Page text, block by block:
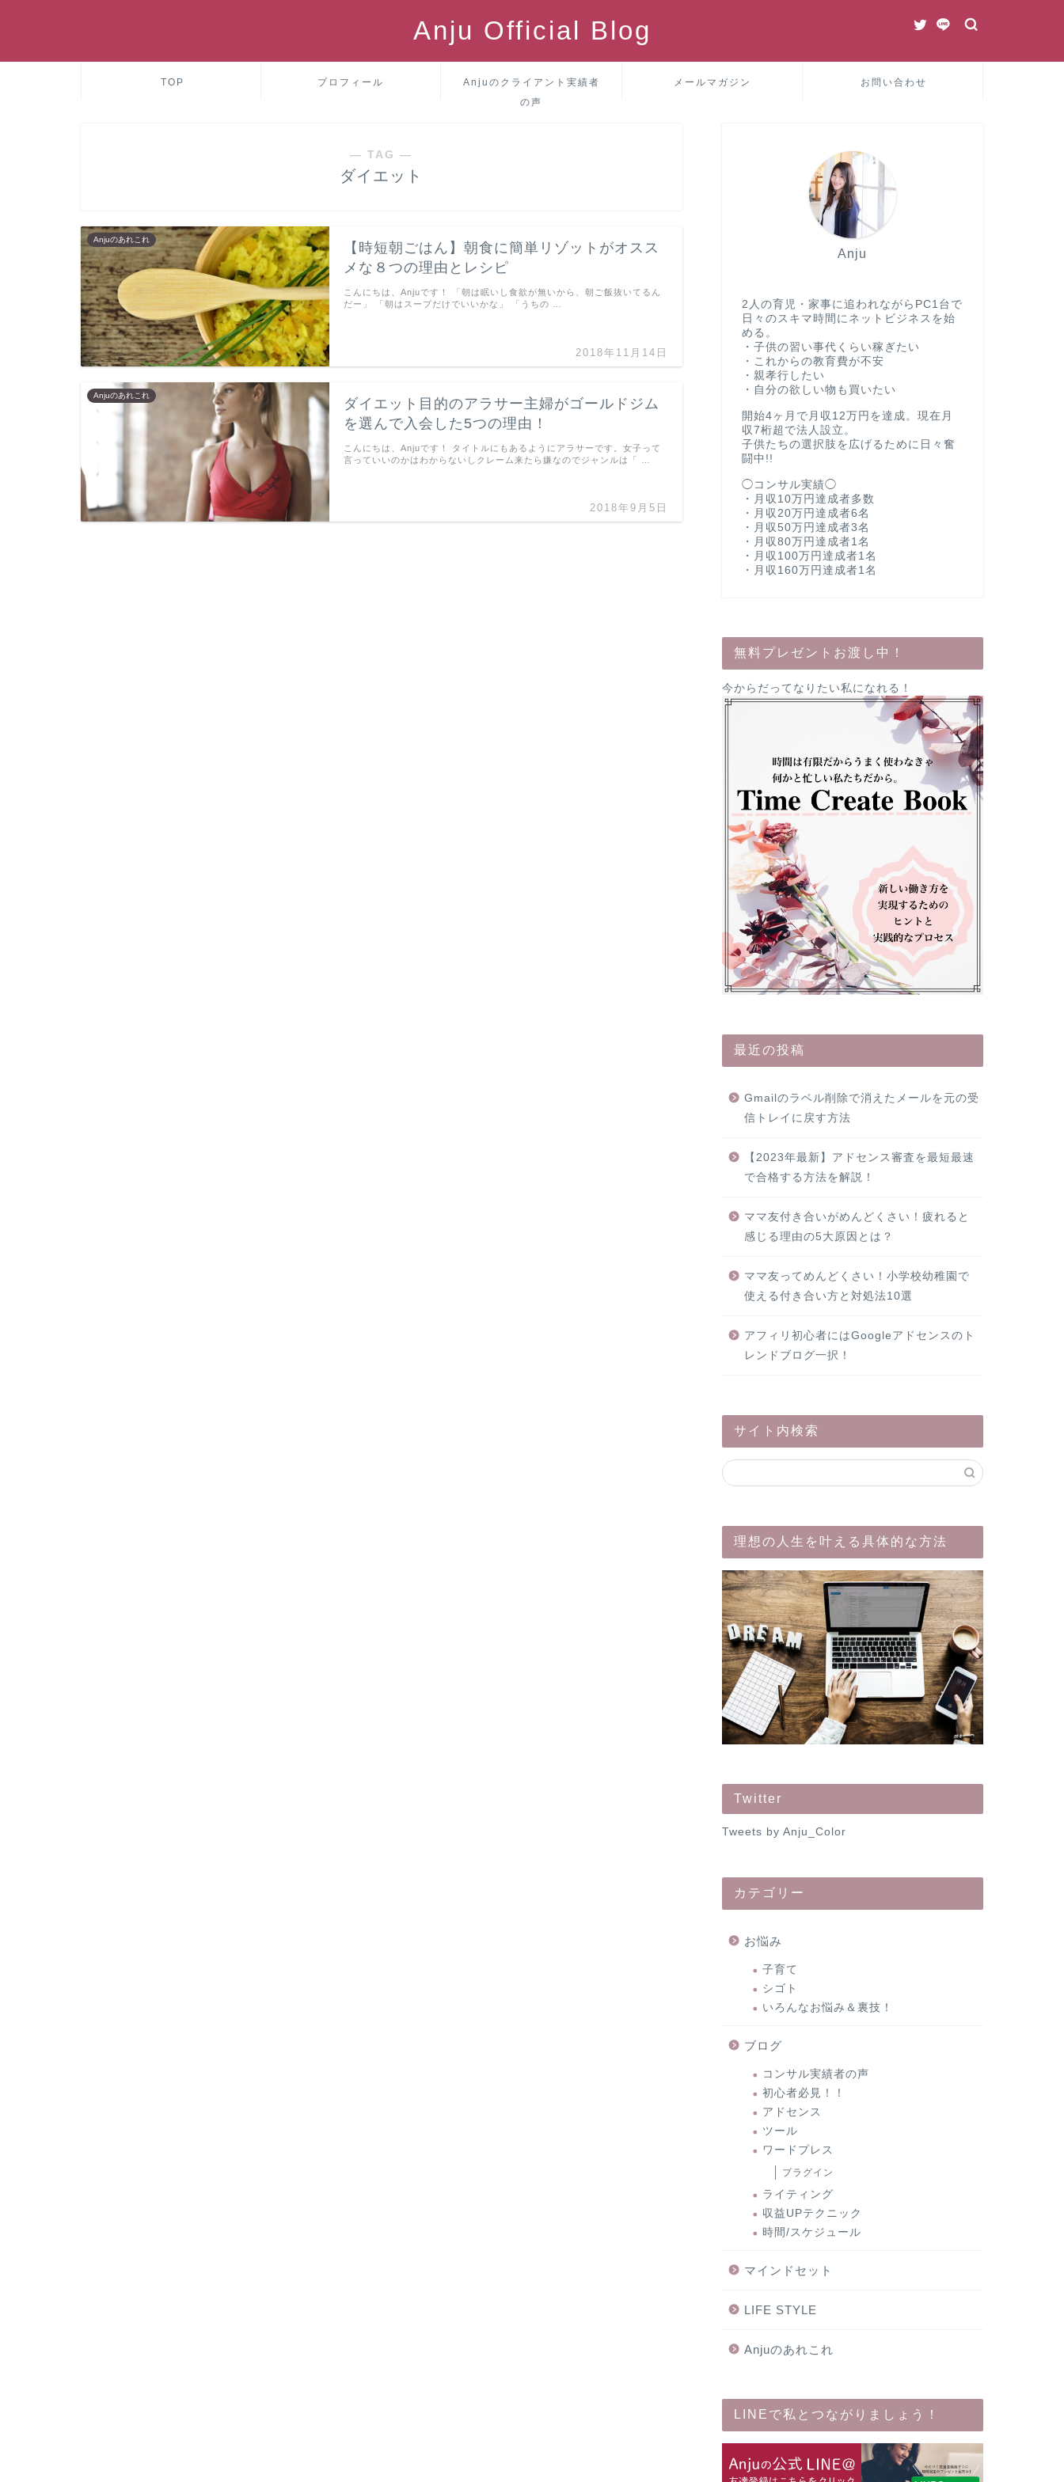
Anju Official Blog
TOP プロフィール
Anjuのクライアント実績者
の声
メールマガジン お問い合わせ
― TAG ―
ダイエット
Anjuのあれこれ
【時短朝ごはん】朝食に簡単リゾットがオスス
メな８つの理由とレシピ
2018年11月14日
こんにちは、Anjuです！ 「朝は眠いし食欲が無いから、朝ご飯抜いてるん
だー」 「朝はスープだけでいいかな」 「うちの …
Anjuのあれこれ
ダイエット目的のアラサー主婦がゴールドジム
を選んで入会した5つの理由！
2018年9月5日
こんにちは、Anjuです！ タイトルにもあるようにアラサーです。女子って
言っていいのかはわからないしクレーム来たら嫌なのでジャンルは「 …
Anju
2人の育児・家事に追われながらPC1台で
日々のスキマ時間にネットビジネスを始
める。
・子供の習い事代くらい稼ぎたい
・これからの教育費が不安
・親孝行したい
・自分の欲しい物も買いたい
開始4ヶ月で月収12万円を達成。現在月
収7桁超で法人設立。
子供たちの選択肢を広げるために日々奮
闘中!!
◯コンサル実績◯
・月収10万円達成者多数
・月収20万円達成者6名
・月収50万円達成者3名
・月収80万円達成者1名
・月収100万円達成者1名
・月収160万円達成者1名
無料プレゼントお渡し中！
今からだってなりたい私になれる！
最近の投稿
Gmailのラベル削除で消えたメールを元の受
信トレイに戻す方法
【2023年最新】アドセンス審査を最短最速
で合格する方法を解説！
ママ友付き合いがめんどくさい！疲れると
感じる理由の5大原因とは？
ママ友ってめんどくさい！小学校幼稚園で
使える付き合い方と対処法10選
アフィリ初心者にはGoogleアドセンスのト
レンドブログ一択！
サイト内検索
理想の人生を叶える具体的な方法
Twitter
Tweets by Anju_Color
カテゴリー
お悩み
子育て
シゴト
いろんなお悩み＆裏技！
ブログ
コンサル実績者の声
初心者必見！！
アドセンス
ツール
ワードプレス
プラグイン
ライティング
収益UPテクニック
時間/スケジュール
マインドセット
LIFE STYLE
Anjuのあれこれ
LINEで私とつながりましょう！